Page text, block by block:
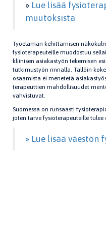
» Lue lisää
muutoksista
Työelämän kehittämisen
fysioterapeuteille muodostuu
kliinisen asiakastyön tekemisen
tutkimustyön rinnalla. Tällöin
osaamista ei menetetä
terapeuttien mahdollisuudet
vahvistuvat.
Suomessa on runsaasti
joten tarve fysioterapeuteille
» Lue lisää väestön